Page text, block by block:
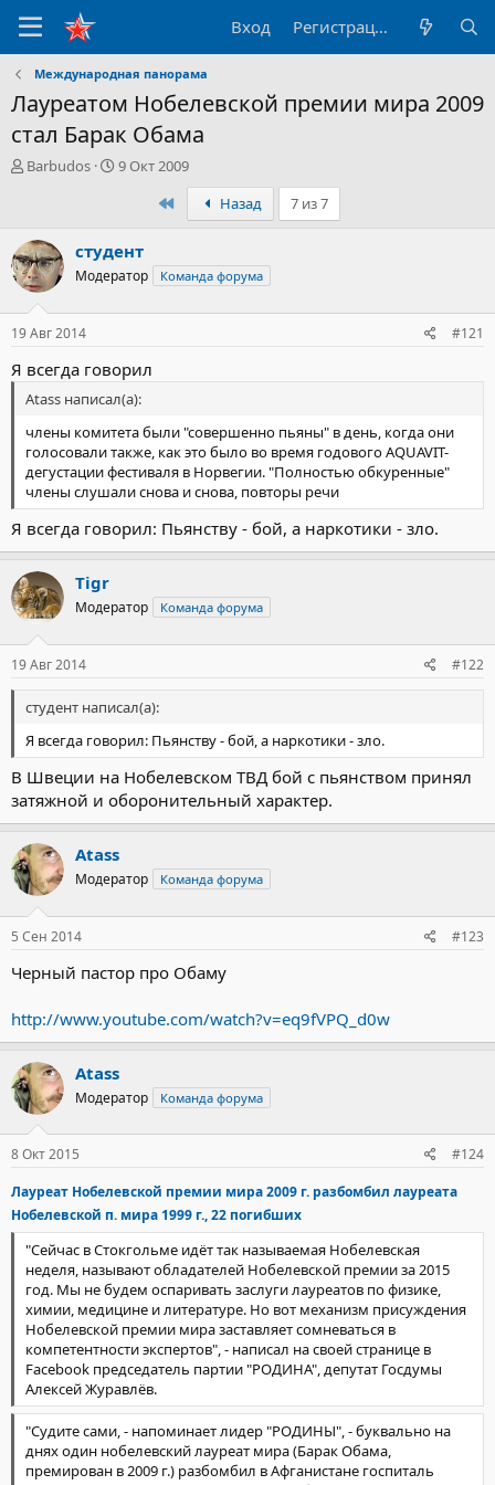
Вход Регистрация
Международная панорама
Лауреатом Нобелевской премии мира 2009
стал Барак Обама
А
р
т
е
м
ы
Barbudos
Д
н
а
ч
9 Окт 2009
ПервыйНазад 7 из 7
студент
Модератор Команда форума
19 Авг 2014 #121
Я всегда говорил
Atass написал(а):
члены комитета были "совершенно пьяны" в день, когда они
голосовали также, как это было во время годового AQUAVIT-
дегустации фестиваля в Норвегии. "Полностью обкуренные"
члены слушали снова и снова, повторы речи
Я всегда говорил: Пьянству - бой, а наркотики - зло.
Tigr
Модератор Команда форума
19 Авг 2014 #122
студент написал(а):
Я всегда говорил: Пьянству - бой, а наркотики - зло.
В Швеции на Нобелевском ТВД бой с пьянством принял
затяжной и оборонительный характер.
Atass
Модератор Команда форума
5 Сен 2014 #123
Черный пастор про Обаму
http://www.youtube.com/watch?v=eq9fVPQ_d0w
Atass
Модератор Команда форума
8 Окт 2015
#124
Лауреат Нобелевской премии мира 2009 г. разбомбил лауреата
Нобелевской п. мира 1999 г., 22 погибших
"Сейчас в Стокгольме идёт так называемая Нобелевская
неделя, называют обладателей Нобелевской премии за 2015
год. Мы не будем оспаривать заслуги лауреатов по физике,
химии, медицине и литературе. Но вот механизм присуждения
Нобелевской премии мира заставляет сомневаться в
компетентности экспертов", - написал на своей странице в
Facebook председатель партии "РОДИНА", депутат Госдумы
Алексей Журавлёв.
"Судите сами, - напоминает лидер "РОДИНЫ", - буквально на
днях один нобелевский лауреат мира (Барак Обама,
премирован в 2009 г.) разбомбил в Афганистане госпиталь